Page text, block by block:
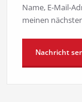
Name, E-Mail-
meinen